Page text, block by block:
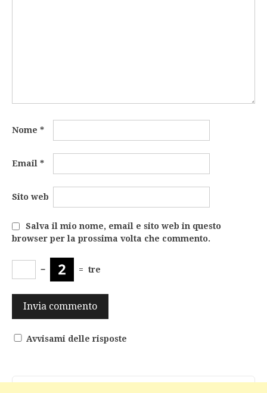
Nome *
Email *
Sito web
Salva il mio nome, email e sito web in questo
browser per la prossima volta che commento.
− = tre
Avvisami delle risposte